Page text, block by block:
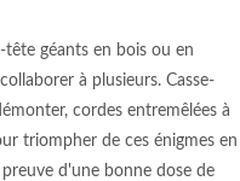
tête géants en bois ou en
à plusieurs. Casse-
cordes entremêlées à
triompher de ces énigmes en
d'une bonne dose de